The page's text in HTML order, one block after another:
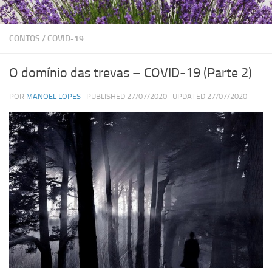
CONTOS / COVID-19
O domínio das trevas – COVID-19 (Parte 2)
POR MANOEL LOPES · PUBLISHED 27/07/2020 · UPDATED 27/07/2020